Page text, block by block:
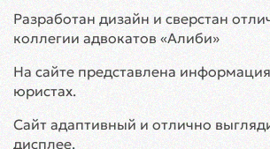
Разработан дизайн и сверстан
коллегии адвокатов «Алиби»
На сайте представлена информация
юристах.
Сайт адаптивный и отлично
дисплее.